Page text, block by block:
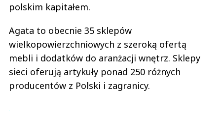
polskim kapitałem.
Agata to obecnie 35 sklepów
wielkopowierzchniowych z szeroką ofertą
mebli i dodatków do aranżacji wnętrz. Sklepy
sieci oferują artykuły ponad 250 różnych
producentów z Polski i zagranicy.